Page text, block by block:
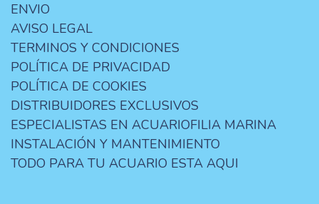
ENVIO
AVISO LEGAL
TERMINOS Y CONDICIONES
POLÍTICA DE PRIVACIDAD
POLÍTICA DE COOKIES
DISTRIBUIDORES EXCLUSIVOS
ESPECIALISTAS EN ACUARIOFILIA MARINA
INSTALACIÓN Y MANTENIMIENTO
TODO PARA TU ACUARIO ESTA AQUI